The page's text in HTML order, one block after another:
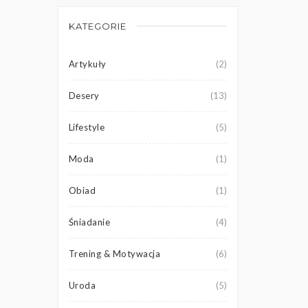
KATEGORIE
Artykuły (2)
Desery (13)
Lifestyle (5)
Moda (1)
Obiad (1)
Śniadanie (4)
Trening & Motywacja (6)
Uroda (5)